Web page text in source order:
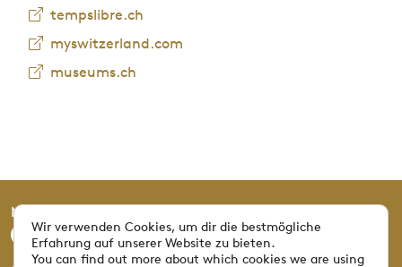
tempslibre.ch
myswitzerland.com
museums.ch
Mucivi © 2025 Alle Urheberrechte vorbehalten.
Wir verwenden Cookies, um dir die bestmögliche
Erfahrung auf unserer Website zu bieten.
You can find out more about which cookies we are using